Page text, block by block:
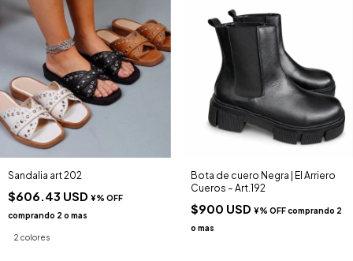
Sandalia art 202
$606.43 USD
2 colores
Bota de cuero Negra | El Arriero
Cueros – Art.192
$900 USD